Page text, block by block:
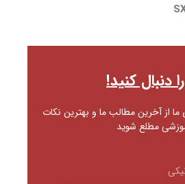
دنبال کنید!
ما از آخرین مطالب ما و بهترین نکات
مطلع شوید